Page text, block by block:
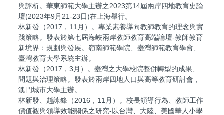
與評析。華東師範大學主辦之2023第14屆兩岸四地教育史論
壇(2023年9月21-23日)在上海舉行。
林新發（2017，11月）。專業素養導向教師教育的理念與實
踐策略。發表於第七屆海峽兩岸教師教育高端論壇-教師教育
新境界：規劃與發展。嶺南師範學院、臺灣師範教育學會、
臺灣教育大學系統主辦。
林新發（2017，3月）。臺灣之大學校院整併轉型的成果、
問題與治理策略。發表於兩岸四地人口與高等教育研討會，
澳門城市大學主辦。
林新發、趙詠鋒（2016，11月）。校長領導行為、教師工作
價值觀與領導效能關係之研究-以台灣、大陸、美國華人小學